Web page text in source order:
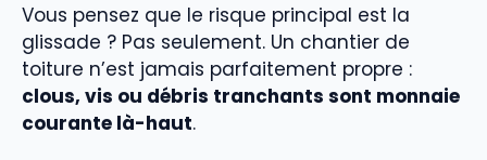
Vous pensez que le risque principal est la
glissade ? Pas seulement. Un chantier de
toiture n’est jamais parfaitement propre :
clous, vis ou débris tranchants sont monnaie
courante là-haut.